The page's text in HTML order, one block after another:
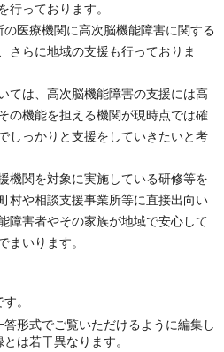
行っております。
医療機関に高次脳機能障害に関する
さらに地域の支援も行っておりま
ては、高次脳機能障害の支援には高
の機能を担える機関が現時点では確
しっかりと支援をしていきたいと考
機関を対象に実施している研修等を
村や相談支援事業所等に直接出向い
障害者やその家族が地域で安心して
まいります。
。
答形式でご覧いただけるように編集し
は若干異なります。